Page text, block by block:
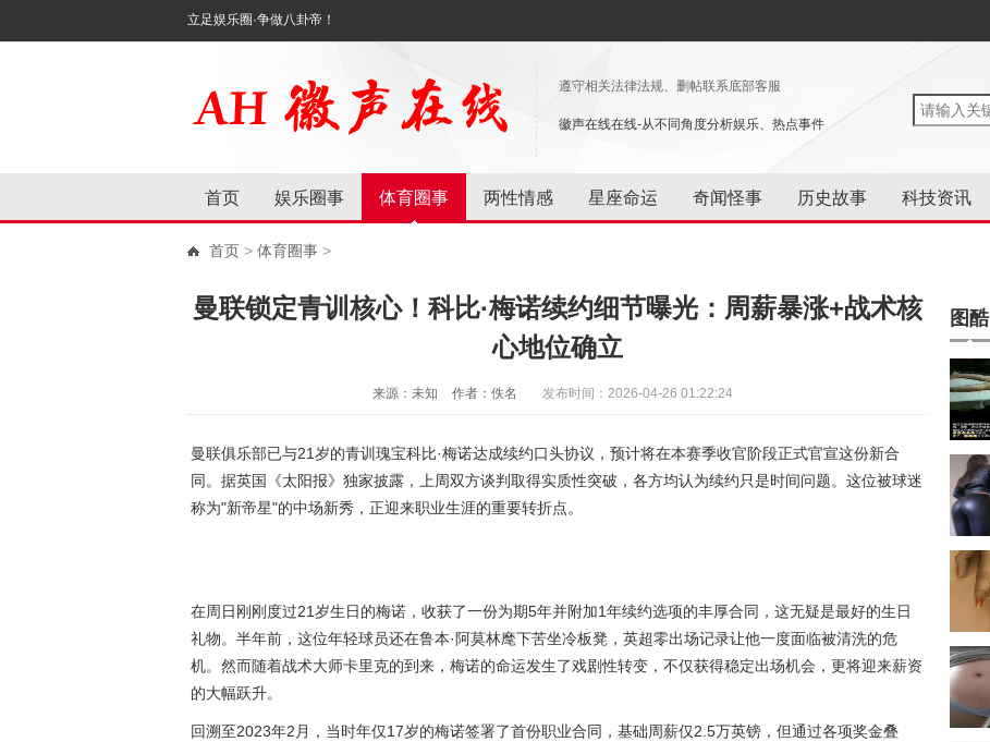
立足娱乐圈·争做八卦帝！
遵守相关法律法规、删帖联系底部客服
徽声在线在线-从不同角度分析娱乐、热点事件
首页 娱乐圈事 体育圈事 两性情感 星座命运 奇闻怪事 历史故事 科技资讯
首页 > 体育圈事 >
曼联锁定青训核心！科比·梅诺续约细节曝光：周薪暴涨+战术核
心地位确立
来源：未知 作者：佚名 发布时间：2026-04-26 01:22:24
曼联俱乐部已与21岁的青训瑰宝科比·梅诺达成续约口头协议，预计将在本赛季收官阶段正式官宣这份新合
同。据英国《太阳报》独家披露，上周双方谈判取得实质性突破，各方均认为续约只是时间问题。这位被球迷
称为"新帝星"的中场新秀，正迎来职业生涯的重要转折点。
在周日刚刚度过21岁生日的梅诺，收获了一份为期5年并附加1年续约选项的丰厚合同，这无疑是最好的生日
礼物。半年前，这位年轻球员还在鲁本·阿莫林麾下苦坐冷板凳，英超零出场记录让他一度面临被清洗的危
机。然而随着战术大师卡里克的到来，梅诺的命运发生了戏剧性转变，不仅获得稳定出场机会，更将迎来薪资
的大幅跃升。
回溯至2023年2月，当时年仅17岁的梅诺签署了首份职业合同，基础周薪仅2.5万英镑，但通过各项奖金叠
图酷